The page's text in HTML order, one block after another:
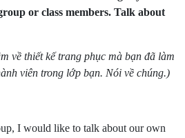
or class members. Talk about
về thiết kế trang phục mà bạn đã làm
viên trong lớp bạn. Nói về chúng.)
I would like to talk about our own